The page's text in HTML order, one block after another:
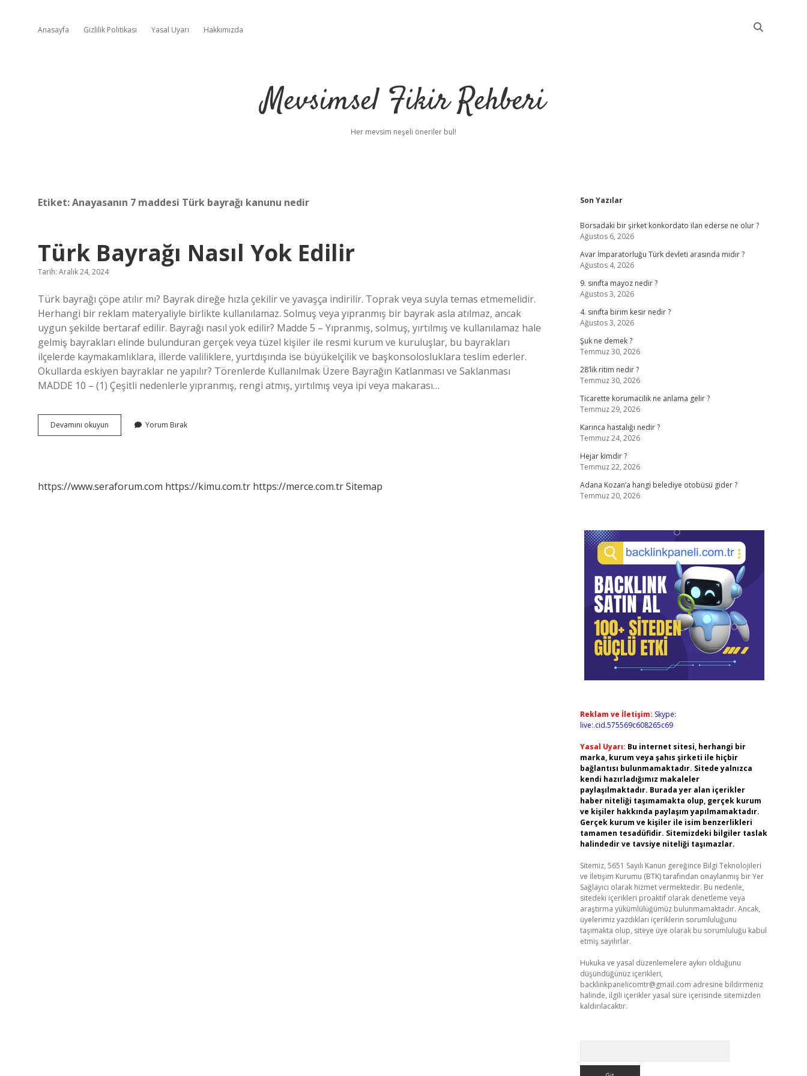
Anasayfa Gizlilik Politikası Yasal Uyarı Hakkımızda
Mevsimsel Fikir Rehberi
Her mevsim neşeli öneriler bul!
Etiket:Anayasanın 7 maddesi Türk bayrağı kanunu nedir
Türk Bayrağı Nasıl Yok Edilir
Tarih: Aralık 24, 2024
Türk bayrağı çöpe atılır mı? Bayrak direğe hızla çekilir ve yavaşça indirilir. Toprak veya suyla temas etmemelidir.
Herhangi bir reklam materyaliyle birlikte kullanılamaz. Solmuş veya yıpranmış bir bayrak asla atılmaz, ancak
uygun şekilde bertaraf edilir. Bayrağı nasıl yok edilir? Madde 5 – Yıpranmış, solmuş, yırtılmış ve kullanılamaz hale
gelmiş bayrakları elinde bulunduran gerçek veya tüzel kişiler ile resmi kurum ve kuruluşlar, bu bayrakları
ilçelerde kaymakamlıklara, illerde valiliklere, yurtdışında ise büyükelçilik ve başkonsolosluklara teslim ederler.
Okullarda eskiyen bayraklar ne yapılır? Törenlerde Kullanılmak Üzere Bayrağın Katlanması ve Saklanması
MADDE 10 – (1) Çeşitli nedenlerle yıpranmış, rengi atmış, yırtılmış veya ipi veya makarası…
Devamını okuyun
Bayrağı
Yorum Bırak
https://www.seraforum.com https://kimu.com.tr https://merce.com.trSitemap
Sidebar
Son Yazılar
Borsadaki bir şirket konkordato ilan ederse ne olur ?
Ağustos 6, 2026
Avar İmparatorluğu Türk devleti arasında mıdır ?
Ağustos 4, 2026
9. sınıfta mayoz nedir ?
Ağustos 3, 2026
4. sınıfta birim kesir nedir ?
Ağustos 3, 2026
Şuk ne demek ?
Temmuz 30, 2026
28’lik ritim nedir ?
Temmuz 30, 2026
Ticarette korumacilik ne anlama gelir ?
Temmuz 29, 2026
Karınca hastalığı nedir ?
Temmuz 24, 2026
Hejar kimdir ?
Temmuz 22, 2026
Adana Kozan’a hangi belediye otobüsü gider ?
Temmuz 20, 2026
Reklam ve İletişim: Skype:
live:.cid.575569c608265c69
Yasal Uyarı: Bu internet sitesi, herhangi bir
marka, kurum veya şahıs şirketi ile hiçbir
bağlantısı bulunmamaktadır. Sitede yalnızca
kendi hazırladığımız makaleler
paylaşılmaktadır. Burada yer alan içerikler
haber niteliği taşımamakta olup, gerçek kurum
ve kişiler hakkında paylaşım yapılmamaktadır.
Gerçek kurum ve kişiler ile isim benzerlikleri
tamamen tesadüfidir. Sitemizdeki bilgiler taslak
halindedir ve tavsiye niteliği taşımazlar.
Sitemiz, 5651 Sayılı Kanun gereğince Bilgi Teknolojileri
ve İletişim Kurumu (BTK) tarafından onaylanmış bir Yer
Sağlayıcı olarak hizmet vermektedir. Bu nedenle,
sitedeki içerikleri proaktif olarak denetleme veya
araştırma yükümlülüğümüz bulunmamaktadır. Ancak,
üyelerimiz yazdıkları içeriklerin sorumluluğunu
taşımakta olup, siteye üye olarak bu sorumluluğu kabul
etmiş sayılırlar.
Hukuka ve yasal düzenlemelere aykırı olduğunu
düşündüğünüz içerikleri,
backlinkpanelicomtr@gmail.com adresine bildirmeniz
halinde, ilgili içerikler yasal süre içerisinde sitemizden
kaldırılacaktır.